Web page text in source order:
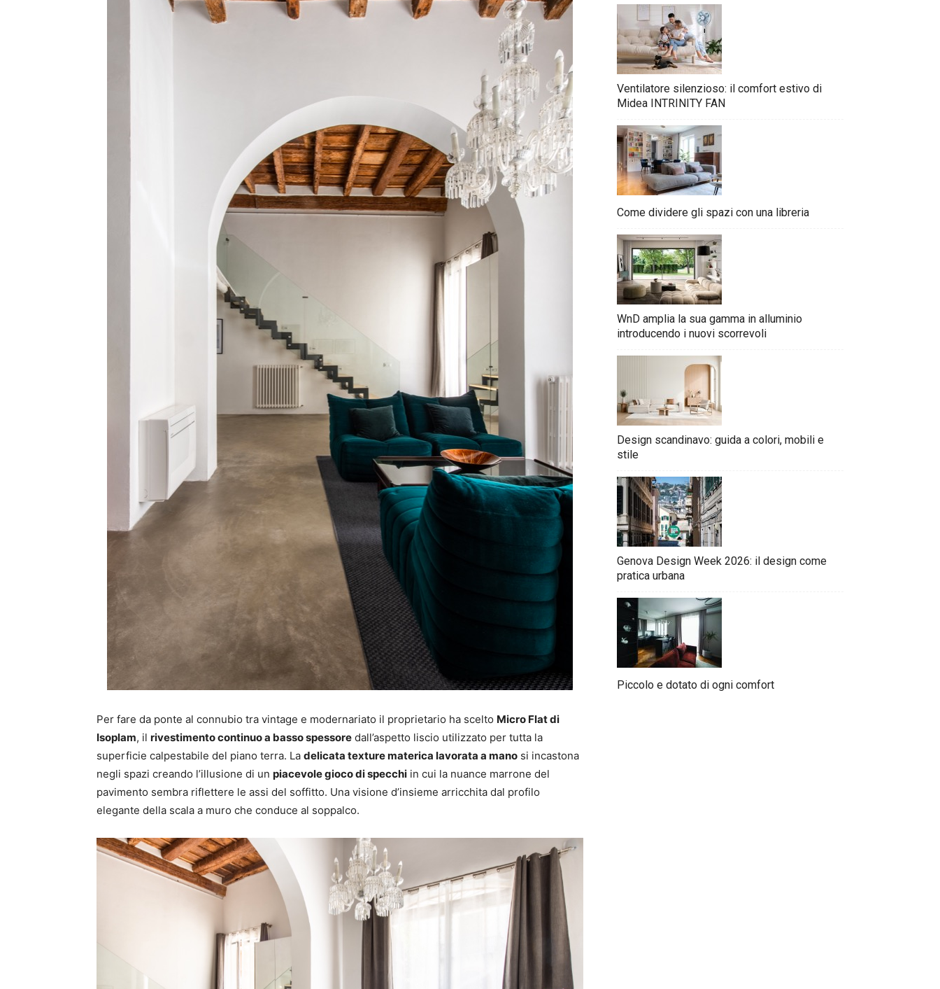
Per fare da ponte al connubio tra vintage e modernariato il proprietario ha scelto Micro Flat di
Isoplam, il rivestimento continuo a basso spessore dall’aspetto liscio utilizzato per tutta la
superficie calpestabile del piano terra. La delicata texture materica lavorata a mano si incastona
negli spazi creando l’illusione di un piacevole gioco di specchi in cui la nuance marrone del
pavimento sembra riflettere le assi del soffitto. Una visione d’insieme arricchita dal profilo
elegante della scala a muro che conduce al soppalco.
Ventilatore silenzioso: il comfort estivo di
Midea INTRINITY FAN
Come dividere gli spazi con una libreria
WnD amplia la sua gamma in alluminio
introducendo i nuovi scorrevoli
Design scandinavo: guida a colori, mobili e
stile
Genova Design Week 2026: il design come
pratica urbana
Piccolo e dotato di ogni comfort